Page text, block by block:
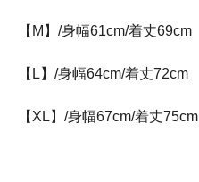
【M】/身幅61cm/着丈69cm
【L】/身幅64cm/着丈72cm
【XL】/身幅67cm/着丈75cm